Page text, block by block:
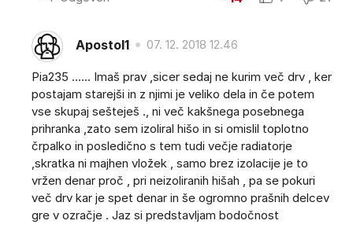
Apostol1 07. 12. 2018 12.46
Pia235 ...... Imaš prav ,sicer sedaj ne kurim več drv , ker
postajam starejši in z njimi je veliko dela in če potem
vse skupaj sešteješ ., ni več kakšnega posebnega
prihranka ,zato sem izoliral hišo in si omislil toplotno
črpalko in posledično s tem tudi večje radiatorje
,skratka ni majhen vložek , samo brez izolacije je to
vržen denar proč , pri neizoliranih hišah , pa se pokuri
več drv kar je spet denar in še ogromno prašnih delcev
gre v ozračje . Jaz si predstavljam bodočnost